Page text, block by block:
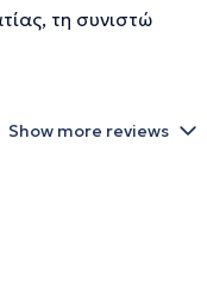
τη συνιστώ
Show more reviews